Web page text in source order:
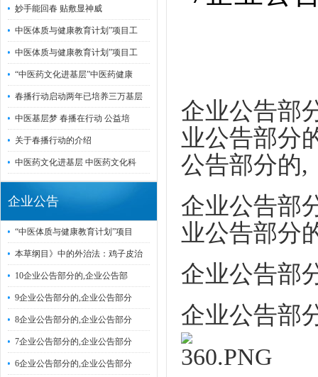
妙手能回春 贴敷显神威
中医体质与健康教育计划”项目工
中医体质与健康教育计划”项目工
“中医药文化进基层”中医药健康
春播行动启动两年已培养三万基层
中医基层梦 春播在行动 公益培
关于春播行动的介绍
中医药文化进基层 中医药文化科
企业公告
“中医体质与健康教育计划”项目
本草纲目》中的外治法：鸡子皮治
10企业公告部分的,企业公告部
9企业公告部分的,企业公告部分
8企业公告部分的,企业公告部分
7企业公告部分的,企业公告部分
6企业公告部分的,企业公告部分
企业公告部
业公告部分
公告部分的,
企业公告部
业公告部分
企业公告部
企业公告部